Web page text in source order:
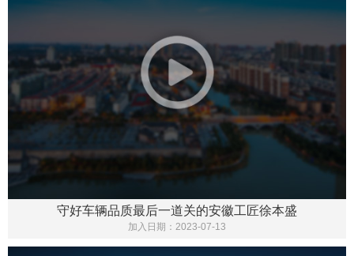
守好车辆品质最后一道关的安徽工匠徐本盛
加入日期： 2023-07-13